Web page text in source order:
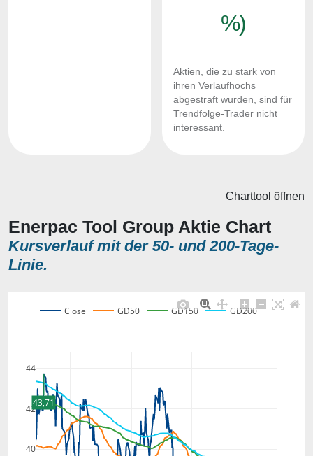
%)
Aktien, die zu stark von
ihren Verlaufhochs
abgestraft wurden, sind für
Trendfolge-Trader nicht
interessant.
Enerpac Tool Group Aktie Chart
Kursverlauf mit der 50- und 200-Tage-
Linie.
Charttool öffnen
40
42
44
Close GD50 GD150 GD200
43,71